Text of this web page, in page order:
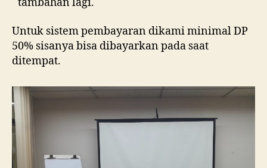
tambahan lagi.
Untuk sistem pembayaran dikami minimal DP
50% sisanya bisa dibayarkan pada saat
ditempat.